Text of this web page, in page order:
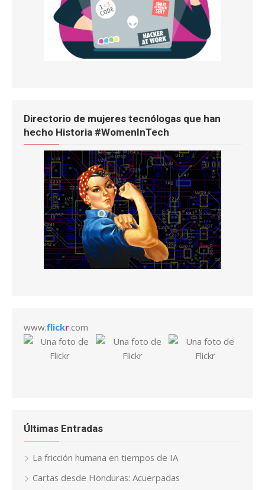
Directorio de mujeres tecnólogas que han
hecho Historia #WomenInTech
www.flickr.com
Últimas Entradas
La fricción humana en tiempos de IA
Cartas desde Honduras: Acuerpadas